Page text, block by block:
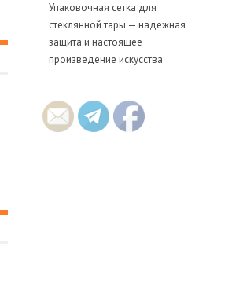
Упаковочная сетка для
стеклянной тары — надежная
защита и настоящее
произведение искусства